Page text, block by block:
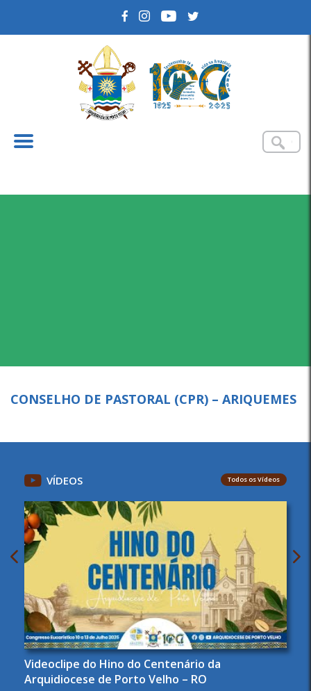
CONSELHO DE PASTORAL (CPR) – ARIQUEMES
VÍDEOS Todos os Vídeos
Videoclipe do Hino do Centenário da
Arquidiocese de Porto Velho – RO